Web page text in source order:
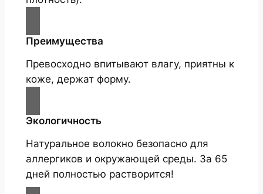
Преимущества
Превосходно впитывают влагу, приятны к
коже, держат форму.
Экологичность
Натуральное волокно безопасно для
аллергиков и окружающей среды. За 65
дней полностью растворится!